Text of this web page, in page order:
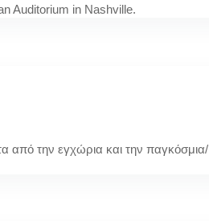
Auditorium in Nashville.
από την εγχώρια και την παγκόσμια/